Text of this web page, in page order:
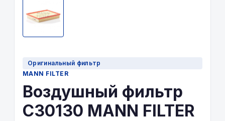
Оригинальный фильтр
MANN FILTER
Воздушный фильтр
C30130 MANN FILTER